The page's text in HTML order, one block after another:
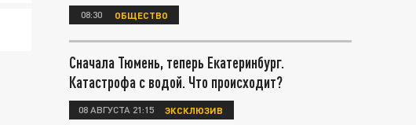
08:30 ОБЩЕСТВО
Сначала Тюмень, теперь Екатеринбург.
Катастрофа с водой. Что происходит?
08 АВГУСТА 21:15 ЭКСКЛЮЗИВ